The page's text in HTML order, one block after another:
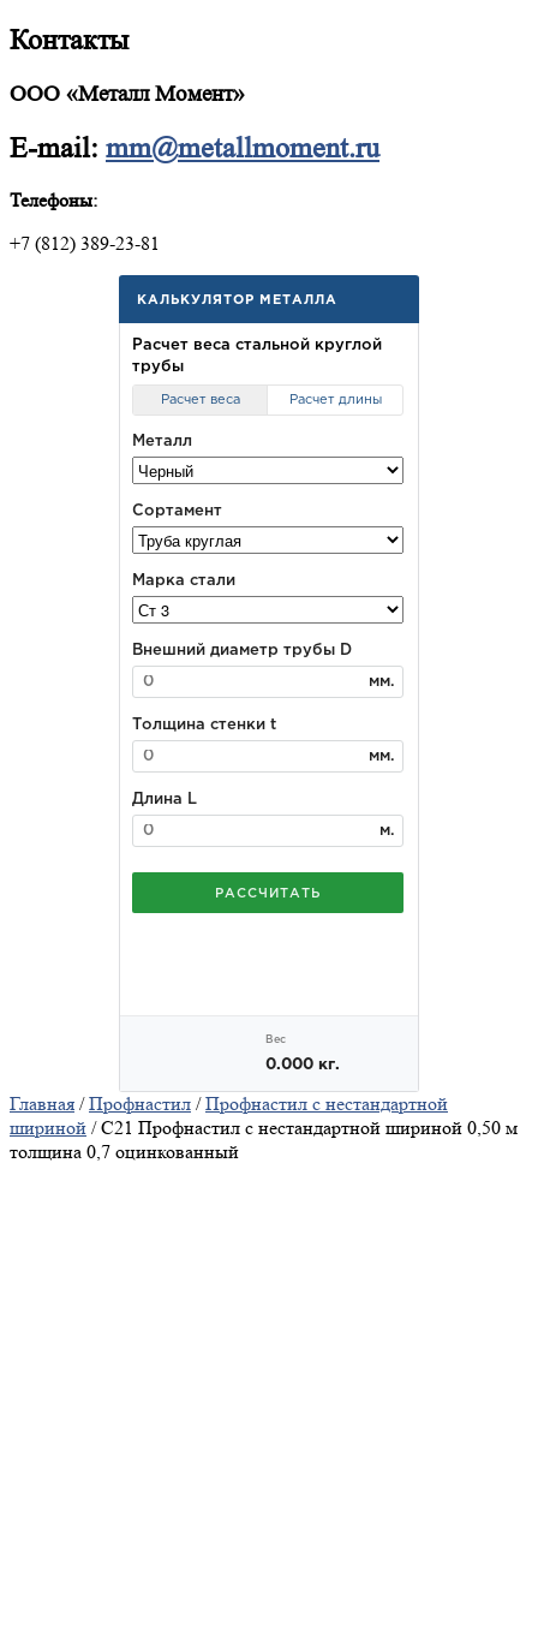
Контакты
ООО «Металл Момент»
E-mail: mm@metallmoment.ru
Телефоны:
+7 (812) 389-23-81
Главная /Профнастил /Профнастил с нестандартной
шириной / С21 Профнастил с нестандартной шириной 0,50 м
толщина 0,7 оцинкованный